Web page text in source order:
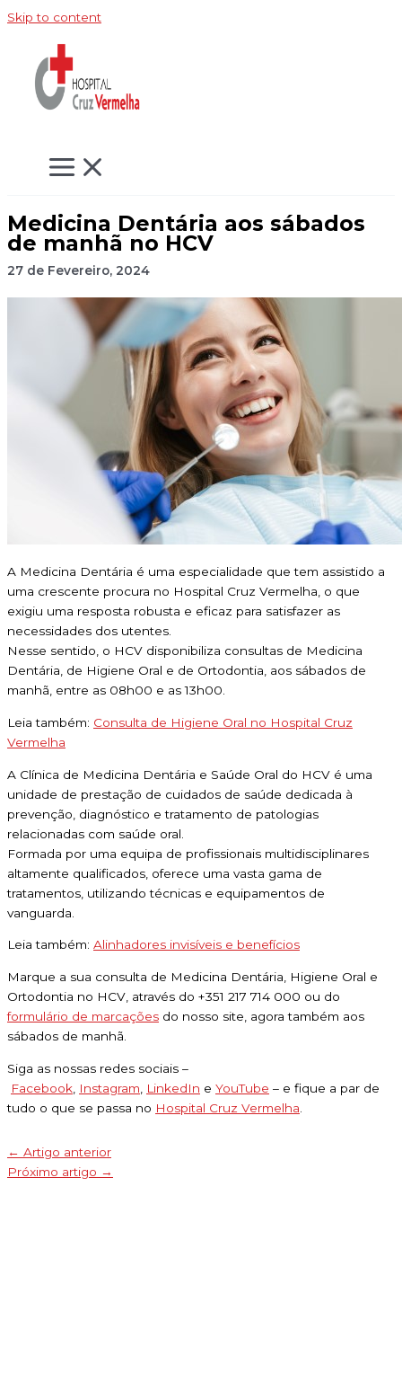
Skip to content
Medicina Dentária aos sábados
de manhã no HCV
27 de Fevereiro, 2024
A Medicina Dentária é uma especialidade que tem assistido a
uma crescente procura no Hospital Cruz Vermelha, o que
exigiu uma resposta robusta e eficaz para satisfazer as
necessidades dos utentes.
Nesse sentido, o HCV disponibiliza consultas de Medicina
Dentária, de Higiene Oral e de Ortodontia, aos sábados de
manhã, entre as 08h00 e as 13h00.
Leia também: Consulta de Higiene Oral no Hospital Cruz
Vermelha
A Clínica de Medicina Dentária e Saúde Oral do HCV é uma
unidade de prestação de cuidados de saúde dedicada à
prevenção, diagnóstico e tratamento de patologias
relacionadas com saúde oral.
Formada por uma equipa de profissionais multidisciplinares
altamente qualificados, oferece uma vasta gama de
tratamentos, utilizando técnicas e equipamentos de
vanguarda.
Leia também: Alinhadores invisíveis e benefícios
Marque a sua consulta de Medicina Dentária, Higiene Oral e
Ortodontia no HCV, através do +351 217 714 000 ou do
formulário de marcações do nosso site, agora também aos
sábados de manhã.
Siga as nossas redes sociais –
Facebook Instagram LinkedIn e YouTube – e fique a par de
tudo o que se passa no Hospital Cruz Vermelha
← Artigo anterior
Próximo artigo →